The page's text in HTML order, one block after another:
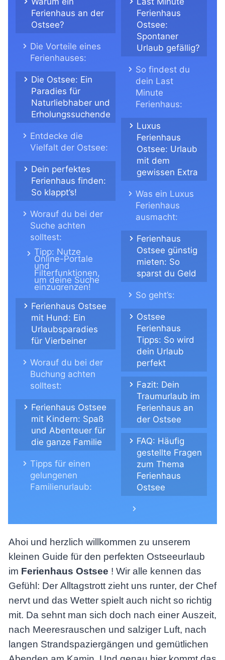
Ferienhaus an der
Ostsee?
Die Vorteile eines
Ferienhauses:
Die Ostsee: Ein
Paradies für
Naturliebhaber und
Erholungssuchende
Entdecke die
Vielfalt der Ostsee:
Dein perfektes
Ferienhaus finden:
So klappt’s!
Worauf du bei der
Suche achten
solltest:
Tipp: Nutze
Online-Portale
und
Filterfunktionen,
um deine Suche
einzugrenzen!
Ferienhaus Ostsee
mit Hund: Ein
Urlaubsparadies
für Vierbeiner
Worauf du bei der
Buchung achten
solltest:
Ferienhaus Ostsee
mit Kindern: Spaß
und Abenteuer für
die ganze Familie
Tipps für einen
gelungenen
Familienurlaub:
Ferienhaus
Ostsee:
Spontaner
Urlaub gefällig?
So findest du
dein Last
Minute
Ferienhaus:
Luxus
Ferienhaus
Ostsee: Urlaub
mit dem
gewissen Extra
Was ein Luxus
Ferienhaus
ausmacht:
Ferienhaus
Ostsee günstig
mieten: So
sparst du Geld
So geht’s:
Ostsee
Ferienhaus
Tipps: So wird
dein Urlaub
perfekt
Fazit: Dein
Traumurlaub im
Ferienhaus an
der Ostsee
FAQ: Häufig
gestellte Fragen
zum Thema
Ferienhaus
Ostsee
Ahoi und herzlich willkommen zu unserem
kleinen Guide für den perfekten Ostseeurlaub
im Ferienhaus Ostsee ! Wir alle kennen das
Gefühl: Der Alltagstrott zieht uns runter, der Chef
nervt und das Wetter spielt auch nicht so richtig
mit. Da sehnt man sich doch nach einer Auszeit,
nach Meeresrauschen und salziger Luft, nach
langen Strandspaziergängen und gemütlichen